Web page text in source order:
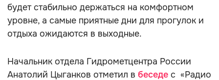
будет стабильно держаться на комфортном
уровне, а самые приятные дни для прогулок и
отдыха ожидаются в выходные.
Начальник отдела Гидрометцентра России
Анатолий Цыганков отметил в беседе с «Радио